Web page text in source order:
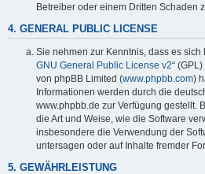
Betreiber oder einem Dritten Schaden
4. GENERAL PUBLIC LICENSE
Sie nehmen zur Kenntnis, dass es sich
GNU General Public License v2“
von phpBB Limited (www.phpbb.com)
Informationen werden durch die
www.phpbb.de zur Verfügung gestellt.
die Art und Weise, wie die Software
insbesondere die Verwendung der
untersagen oder auf Inhalte fremder
5. GEWÄHRLEISTUNG